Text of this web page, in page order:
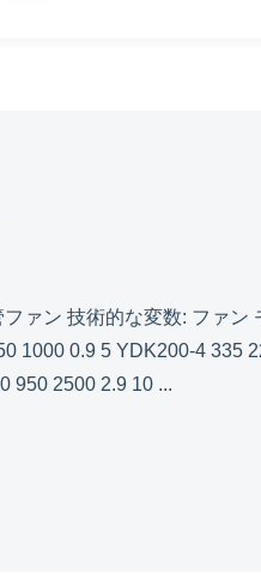
ァン 技術的な変数: ファン
1000 0.9 5 YDK200-4 335
950 2500 2.9 10 ...